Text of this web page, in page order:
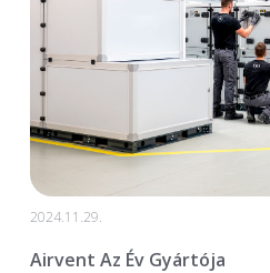
2024.11.29.
Airvent Az Év Gyártója